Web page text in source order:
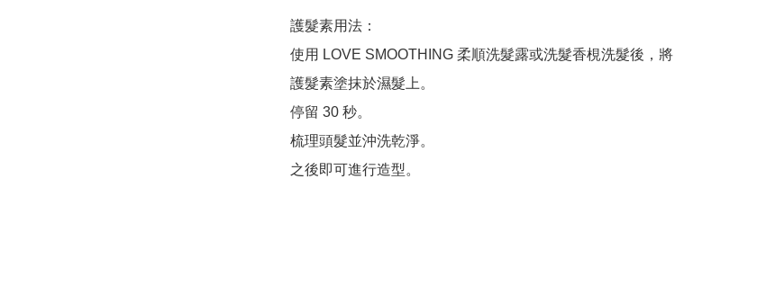
護髮素用法：
使用 LOVE SMOOTHING 柔順洗髮露或洗髮香梘洗髮後，將
護髮素塗抹於濕髮上。
停留 30 秒。
梳理頭髮並沖洗乾淨。
之後即可進行造型。